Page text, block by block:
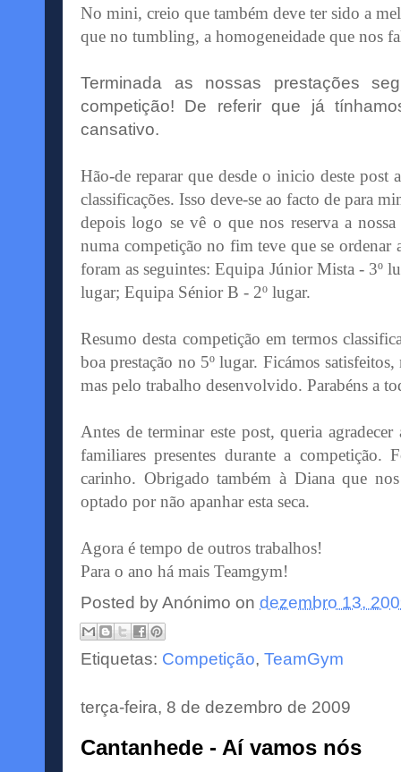
No mini, creio que também deve ter sido a
que no tumbling, a homogeneidade que nos
Terminada as nossas prestações
competição! De referir que já
cansativo.
Hão-de reparar que desde o inicio deste post
classificações. Isso deve-se ao facto de para
depois logo se vê o que nos reserva a
numa competição no fim teve que se ordenar
foram as seguintes: Equipa Júnior Mista - 3º
lugar; Equipa Sénior B - 2º lugar.
Resumo desta competição em termos
boa prestação no 5º lugar. Ficámos
mas pelo trabalho desenvolvido. Parabéns a
Antes de terminar este post, queria
familiares presentes durante a
carinho. Obrigado também à Diana que
optado por não apanhar esta seca.
Agora é tempo de outros trabalhos!
Para o ano há mais Teamgym!
Posted byAnónimo on dezembro 13,
Etiquetas: Competição, TeamGym
terça-feira, 8 de dezembro de 2009
Cantanhede - Aí vamos nós